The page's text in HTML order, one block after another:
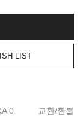
LIST
0 교환/환불